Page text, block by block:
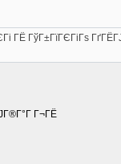
ГЁ ГўГ±ГїГЄГіГѕ
Г¬ГЁ